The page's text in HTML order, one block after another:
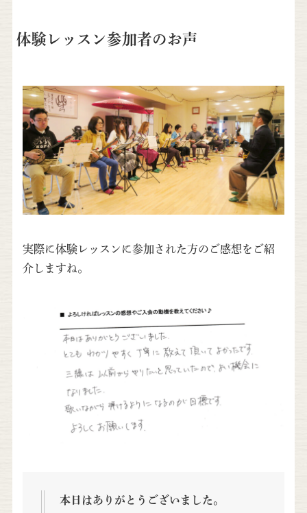
体験レッスン参加者のお声
実際に体験レッスンに参加された方のご感想をご紹
介しますね。
本日はありがとうございました。